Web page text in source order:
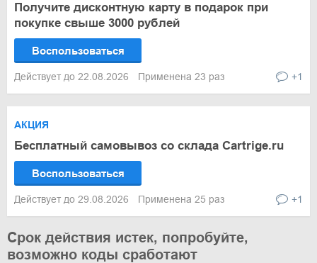
Получите дисконтную карту в подарок при
покупке свыше 3000 рублей
Воспользоваться
Действует до 22.08.2026 Применена 23 раз +1
АКЦИЯ
Бесплатный самовывоз со склада Cartrige.ru
Воспользоваться
Действует до 29.08.2026 Применена 25 раз +1
Срок действия истек, попробуйте,
возможно коды сработают